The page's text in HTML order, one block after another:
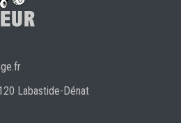
Labastide-Dénat